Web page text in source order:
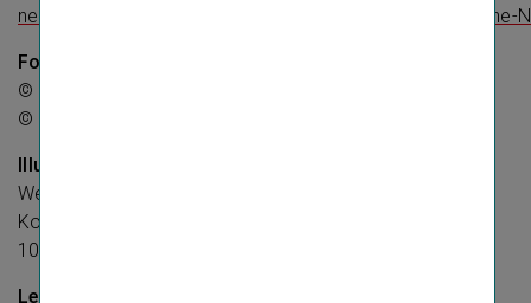
nexxar GmbH, Wien - Online-Geschäftsberichte und
Fotos:
© Ian Ehm: Seiten 5, 16, 19–21
© Ludwig Schedl: Seite 31
Illustrationen:
Wenn nicht anders angegeben:
Kobza and the Hungry Eyes GmbH,
1060 Wien,
Lektorat: